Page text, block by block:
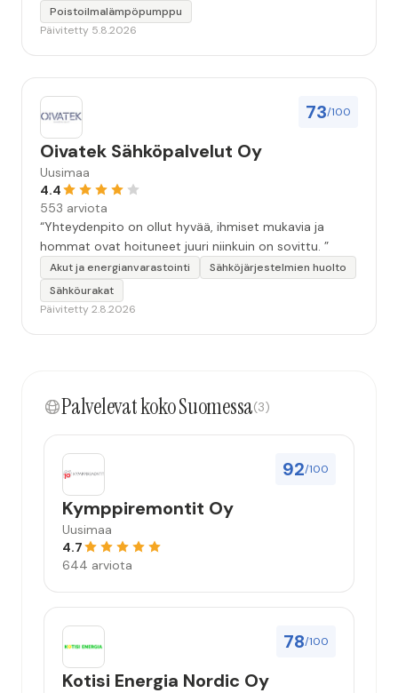
Poistoilmalämpöpumppu
Päivitetty 5.8.2026
73/100
Oivatek Sähköpalvelut Oy
Uusimaa
4.4
553 arviota
“Yhteydenpito on ollut hyvää, ihmiset mukavia ja
hommat ovat hoituneet juuri niinkuin on sovittu. ”
Akut ja energianvarastointi
Sähköjärjestelmien huolto
Sähköurakat
Päivitetty 2.8.2026
Palvelevat koko Suomessa(3)
92/100
Kymppiremontit Oy
Uusimaa
4.7
644 arviota
78/100
Kotisi Energia Nordic Oy